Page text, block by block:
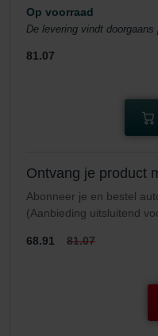
Op voorraad
De levering vindt
81.07
Ontvang je product
Abonneer je en bestel
(Aanbieding uitsluitend
68.91 81.07